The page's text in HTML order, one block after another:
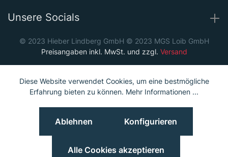
Unsere Socials
© 2023 Hieber Lindberg GmbH © 2023 MGS Loib GmbH
Preisangaben inkl. MwSt. und zzgl. Versand
Diese Website verwendet Cookies, um eine bestmögliche
Erfahrung bieten zu können. Mehr Informationen ...
Ablehnen Konfigurieren
Alle Cookies akzeptieren